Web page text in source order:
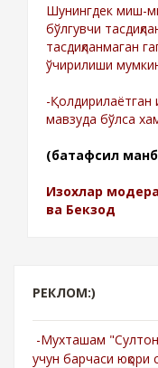
Шунингдек миш-
бўлгувчи
тасдиқланмаган
ўчирилиши
-Қолдирилаётган
мавзуда бўлса
(батафсил
Изохлар
ва Бекзод
РЕКЛОМ:)
-Мухташам
учун барчаси юқори